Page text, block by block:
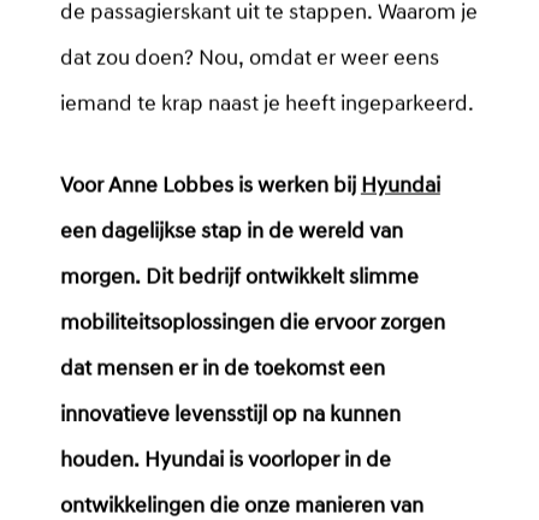
de passagierskant uit te stappen. Waarom je
dat zou doen? Nou, omdat er weer eens
iemand te krap naast je heeft ingeparkeerd.
Voor Anne Lobbes is werken bij Hyundai
een dagelijkse stap in de wereld van
morgen. Dit bedrijf ontwikkelt slimme
mobiliteitsoplossingen die ervoor zorgen
dat mensen er in de toekomst een
innovatieve levensstijl op na kunnen
houden. Hyundai is voorloper in de
ontwikkelingen die onze manieren van